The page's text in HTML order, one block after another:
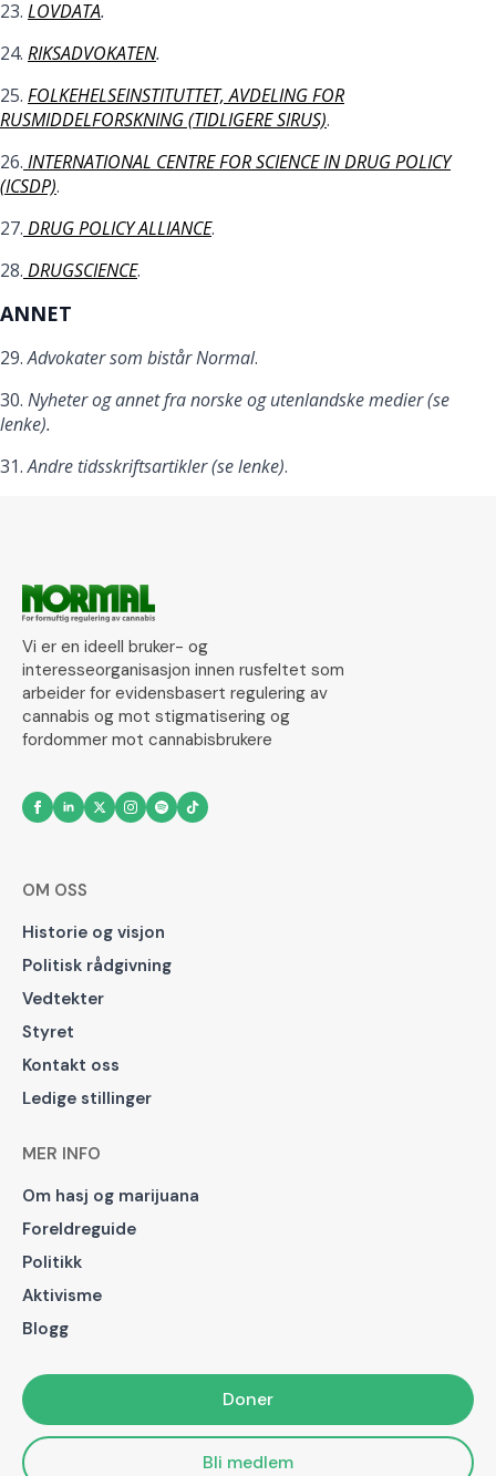
23. LOVDATA.
24. RIKSADVOKATEN.
25. FOLKEHELSEINSTITUTTET, AVDELING FOR
RUSMIDDELFORSKNING (TIDLIGERE SIRUS).
26. INTERNATIONAL CENTRE FOR SCIENCE IN DRUG POLICY
(ICSDP).
27. DRUG POLICY ALLIANCE.
28. DRUGSCIENCE.
ANNET
29.Advokater som bistår Normal.
30. Nyheter og annet fra norske og utenlandske medier (se
lenke).
31.Andre tidsskriftsartikler(se lenke).
Vi er en ideell bruker- og
interesseorganisasjon innen rusfeltet som
arbeider for evidensbasert regulering av
cannabis og mot stigmatisering og
fordommer mot cannabisbrukere
OM OSS
Historie og visjon
Politisk rådgivning
Vedtekter
Styret
Kontakt oss
Ledige stillinger
MER INFO
Om hasj og marijuana
Foreldreguide
Politikk
Aktivisme
Blogg
Doner
Bli medlem